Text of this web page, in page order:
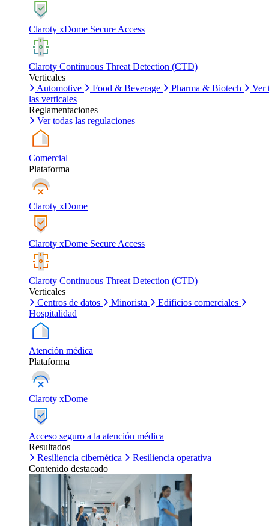
Claroty xDome Secure Access
Claroty Continuous Threat Detection (CTD)
Verticales
Automotive
Food & Beverage Pharma & Biotech
Ver
las verticales
Reglamentaciones
Ver todas las regulaciones
Comercial
Plataforma
Claroty xDome
Claroty xDome Secure Access
Claroty Continuous Threat Detection (CTD)
Verticales
Centros de datos
Minorista
Edificios comerciales
Hospitalidad
Atención médica
Plataforma
Claroty xDome
Acceso seguro a la atención médica
Resultados
Resiliencia cibernética
Resiliencia operativa
Contenido destacado